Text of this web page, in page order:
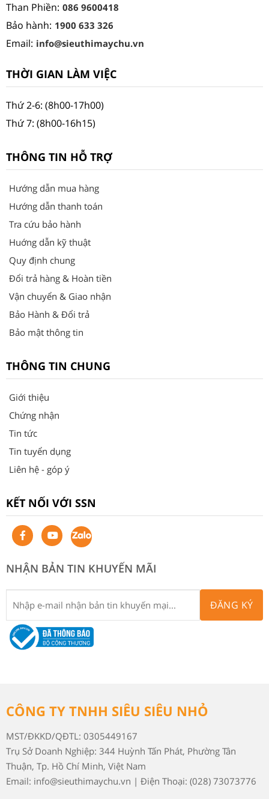
Than Phiền: 086 9600418
Bảo hành: 1900 633 326
Email: info@sieuthimaychu.vn
THỜI GIAN LÀM VIỆC
Thứ 2-6: (8h00-17h00)
Thứ 7: (8h00-16h15)
THÔNG TIN HỖ TRỢ
Hướng dẫn mua hàng
Hướng dẫn thanh toán
Tra cứu bảo hành
Huớng dẫn kỹ thuật
Quy định chung
Đổi trả hàng & Hoàn tiền
Vận chuyển & Giao nhận
Bảo Hành & Đổi trả
Bảo mật thông tin
THÔNG TIN CHUNG
Giới thiệu
Chứng nhận
Tin tức
Tin tuyển dụng
Liên hệ - góp ý
KẾT NỐI VỚI SSN
NHẬN BẢN TIN KHUYẾN MÃI
ĐĂNG KÝ
CÔNG TY TNHH SIÊU SIÊU NHỎ
MST/ĐKKD/QĐTL: 0305449167
Trụ Sở Doanh Nghiệp: 344 Huỳnh Tấn Phát, Phường Tân
Thuận, Tp. Hồ Chí Minh, Việt Nam
Email: info@sieuthimaychu.vn | Điện Thoại: (028) 73073776